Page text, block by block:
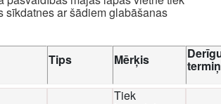
sīkdatnes ar šādiem glabāšanas
Tips Mērķis
Tiek